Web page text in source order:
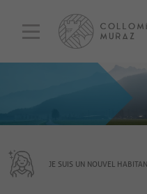
JE SUIS UN NOUVEL